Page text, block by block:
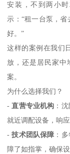
安装，不到两小
示：“租一台泵，
好。”
这样的案例在我们
放，还是居民家中
案。
为什么选择我们？
-直营专业机构 ：
就近调配设备，响应
-技术团队保障 ：
障了如指掌，确保设